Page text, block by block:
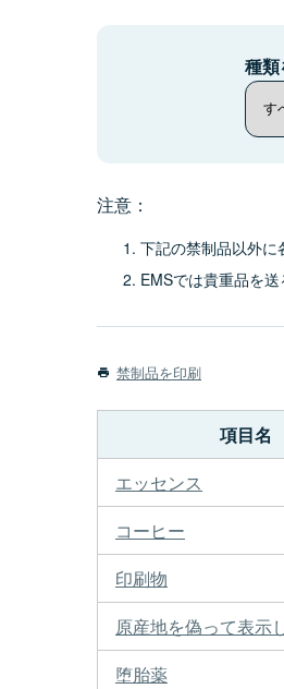
種
注意：
下記の禁制品以外に
EMSでは貴重品を送
禁制品を印刷
項目名
エッセンス
コーヒー
印刷物
原産地を偽って表示
堕胎薬